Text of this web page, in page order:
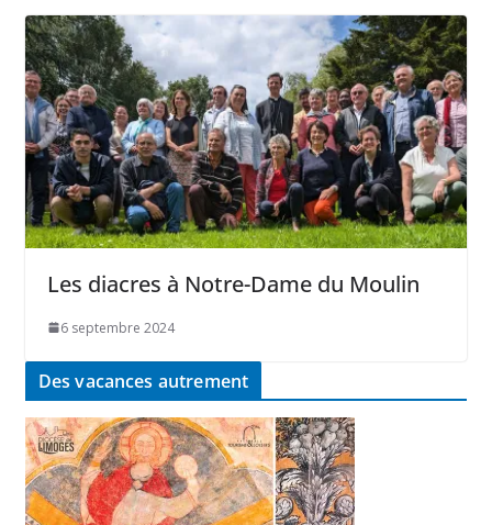
Les diacres à Notre-Dame du Moulin
6 septembre 2024
Des vacances autrement